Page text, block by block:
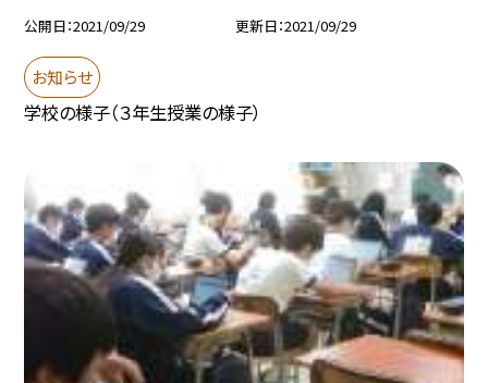
公開日 2021/09/29 更新日 2021/09/29
お知らせ
学校の様子（３年生授業の様子）